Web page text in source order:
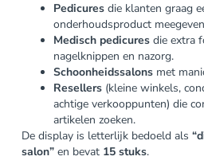
Pedicuresdie klanten graag
onderhoudsproduct
Medisch pedicuresdie extra
nagelknippen en nazorg.
Schoonheidssalonsmet
Resellers(kleine winkels,
achtige verkooppunten) die
artikelen zoeken.
De display is letterlijk bedoeld als
salon”en bevat 15 stuks.